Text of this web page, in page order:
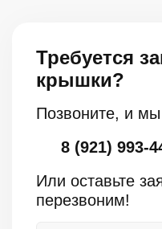
Требуется
крышки?
Позвоните, и
8 (921) 993-
Или оставьте
перезвоним!